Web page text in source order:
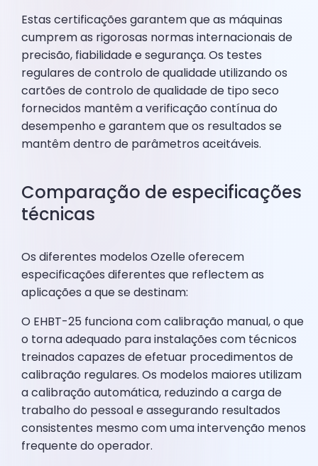
Estas certificações garantem que as máquinas
cumprem as rigorosas normas internacionais de
precisão, fiabilidade e segurança. Os testes
regulares de controlo de qualidade utilizando os
cartões de controlo de qualidade de tipo seco
fornecidos mantêm a verificação contínua do
desempenho e garantem que os resultados se
mantêm dentro de parâmetros aceitáveis.
Comparação de especificações
técnicas
Os diferentes modelos Ozelle oferecem
especificações diferentes que reflectem as
aplicações a que se destinam:
O EHBT-25 funciona com calibração manual, o que
o torna adequado para instalações com técnicos
treinados capazes de efetuar procedimentos de
calibração regulares. Os modelos maiores utilizam
a calibração automática, reduzindo a carga de
trabalho do pessoal e assegurando resultados
consistentes mesmo com uma intervenção menos
frequente do operador.